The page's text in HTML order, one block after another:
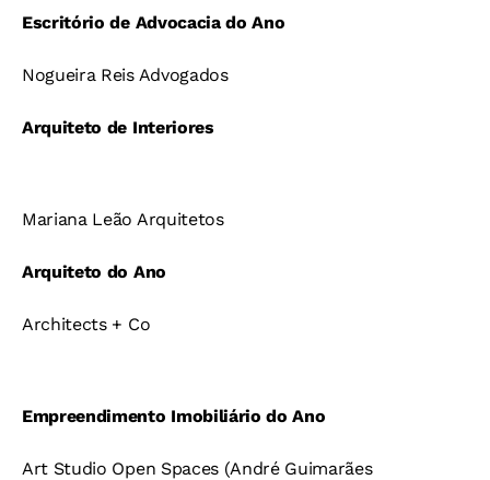
Escritório de Advocacia do Ano
Nogueira Reis Advogados
Arquiteto de Interiores
Mariana Leão Arquitetos
Arquiteto do Ano
Architects + Co
Empreendimento Imobiliário do Ano
Art Studio Open Spaces (André Guimarães